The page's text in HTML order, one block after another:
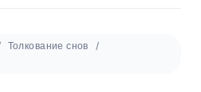
Толкование снов